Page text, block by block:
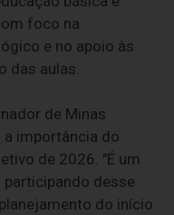
foco na
e no apoio às
das aulas.
de Minas
a importância do
de 2026. "É um
desse
do início